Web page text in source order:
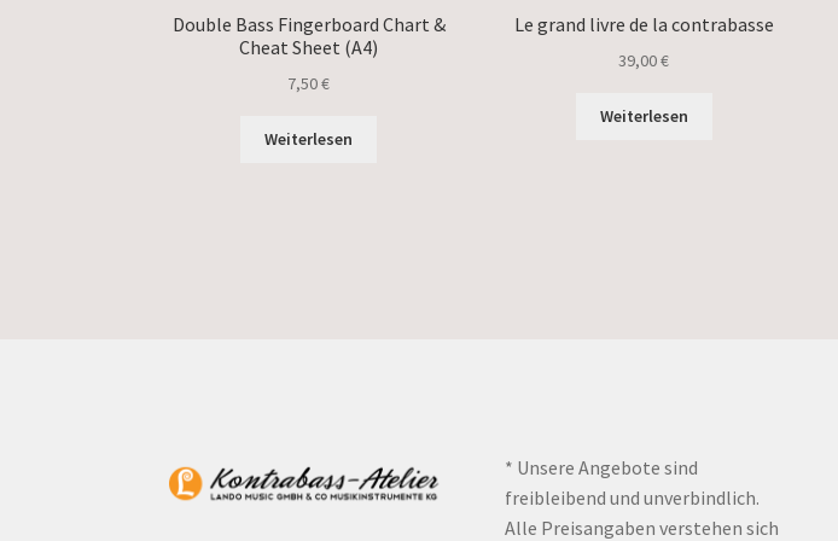
Double Bass Fingerboard Chart &
Cheat Sheet (A4)
7,50€
Weiterlesen
Le grand livre de la contrabasse
39,00€
Weiterlesen
* Unsere Angebote sind
freibleibend und unverbindlich.
Alle Preisangaben verstehen sich